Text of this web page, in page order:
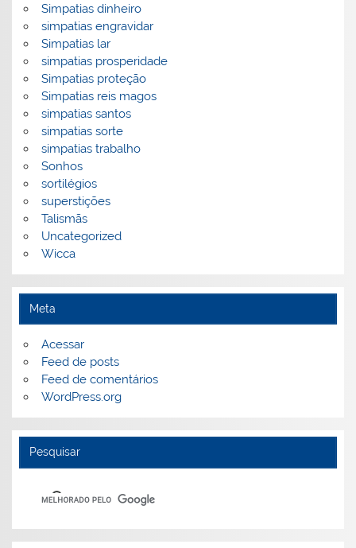
Simpatias dinheiro
simpatias engravidar
Simpatias lar
simpatias prosperidade
Simpatias proteção
Simpatias reis magos
simpatias santos
simpatias sorte
simpatias trabalho
Sonhos
sortilégios
superstições
Talismãs
Uncategorized
Wicca
Meta
Acessar
Feed de posts
Feed de comentários
WordPress.org
Pesquisar